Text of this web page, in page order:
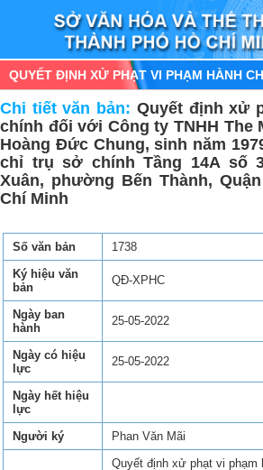
QUYẾT ĐỊNH XỬ PHẠT VI PHẠM HÀNH
Chi tiết văn bản: Quyết định xử
chính đối với Công ty TNHH The
Hoàng Đức Chung, sinh năm
chỉ trụ sở chính Tầng 14A số
Xuân, phường Bến Thành,
Chí Minh
Số văn bản
1738
Ký hiệu văn
bản
QĐ-XPHC
Ngày ban
hành
25-05-2022
Ngày có hiệu
lực
25-05-2022
Ngày hết hiệu
lực
Người ký
Phan Văn Mãi
Quyết định xử phạt vi phạm